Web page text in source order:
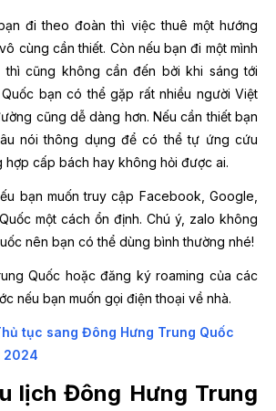
đi theo đoàn thì việc thuê một hướng
cùng cần thiết. Còn nếu bạn đi một mình
cũng không cần đến bởi khi sáng tới
bạn có thể gặp rất nhiều người Việt
cũng dễ dàng hơn. Nếu cần thiết bạn
nói thông dụng để có thể tự ứng cứu
hợp cấp bách hay không hỏi được ai.
bạn muốn truy cập Facebook, Google,
một cách ổn định. Chú ý, zalo không
nên bạn có thể dùng bình thường nhé!
Quốc hoặc đăng ký roaming của các
nếu bạn muốn gọi điện thoại về nhà.
tục sang Đông Hưng Trung Quốc
2024
lịch Đông Hưng Trung